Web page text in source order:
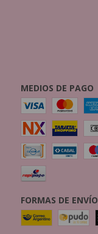
MEDIOS DE PAGO
FORMAS DE ENVÍO